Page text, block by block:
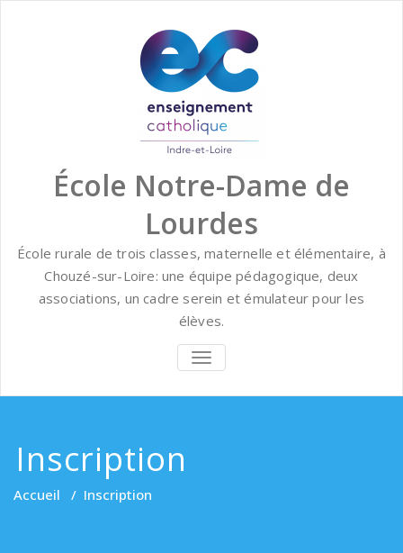
École Notre-Dame de
Lourdes
École rurale de trois classes, maternelle et élémentaire, à
Chouzé-sur-Loire: une équipe pédagogique, deux
associations, un cadre serein et émulateur pour les
élèves.
BASCULER
LA
Inscription
Accueil / Inscription